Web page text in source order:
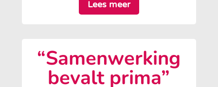
Lees meer
“Samenwerking
bevalt prima”